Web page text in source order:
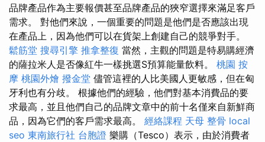
品牌產品作為主要報價甚至品牌產品的狹窄選擇來滿足客戶
需求。 對他們來說，一個重要的問題是他們是否應該出現
在產品上，因為他們可以在貨架上創建自己的競爭對手。
鬆筋堂 搜尋引擎 推拿整復 當然，主觀的問題是特易購經濟
的薩拉米人是否像紅牛一樣挑選S預算能量飲料。 桃園 按
摩 桃園外燴 撥金堂 儘管這裡的人比美國人更敏感，但在匈
牙利也有分歧。 根據他們的經驗，他們對基本消費品的要
求最高，並且他們自己的品牌文章中的前十名僅來自新鮮商
品，因為它們的客戶需求最高。 經絡課程 天母 整骨 local
seo 東南旅行社 台胞證 樂購（Tesco）表示，由於消費者